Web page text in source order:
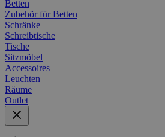
Betten
Zubehör für Betten
Schränke
Schreibtische
Tische
Sitzmöbel
Accessoires
Leuchten
Räume
Outlet